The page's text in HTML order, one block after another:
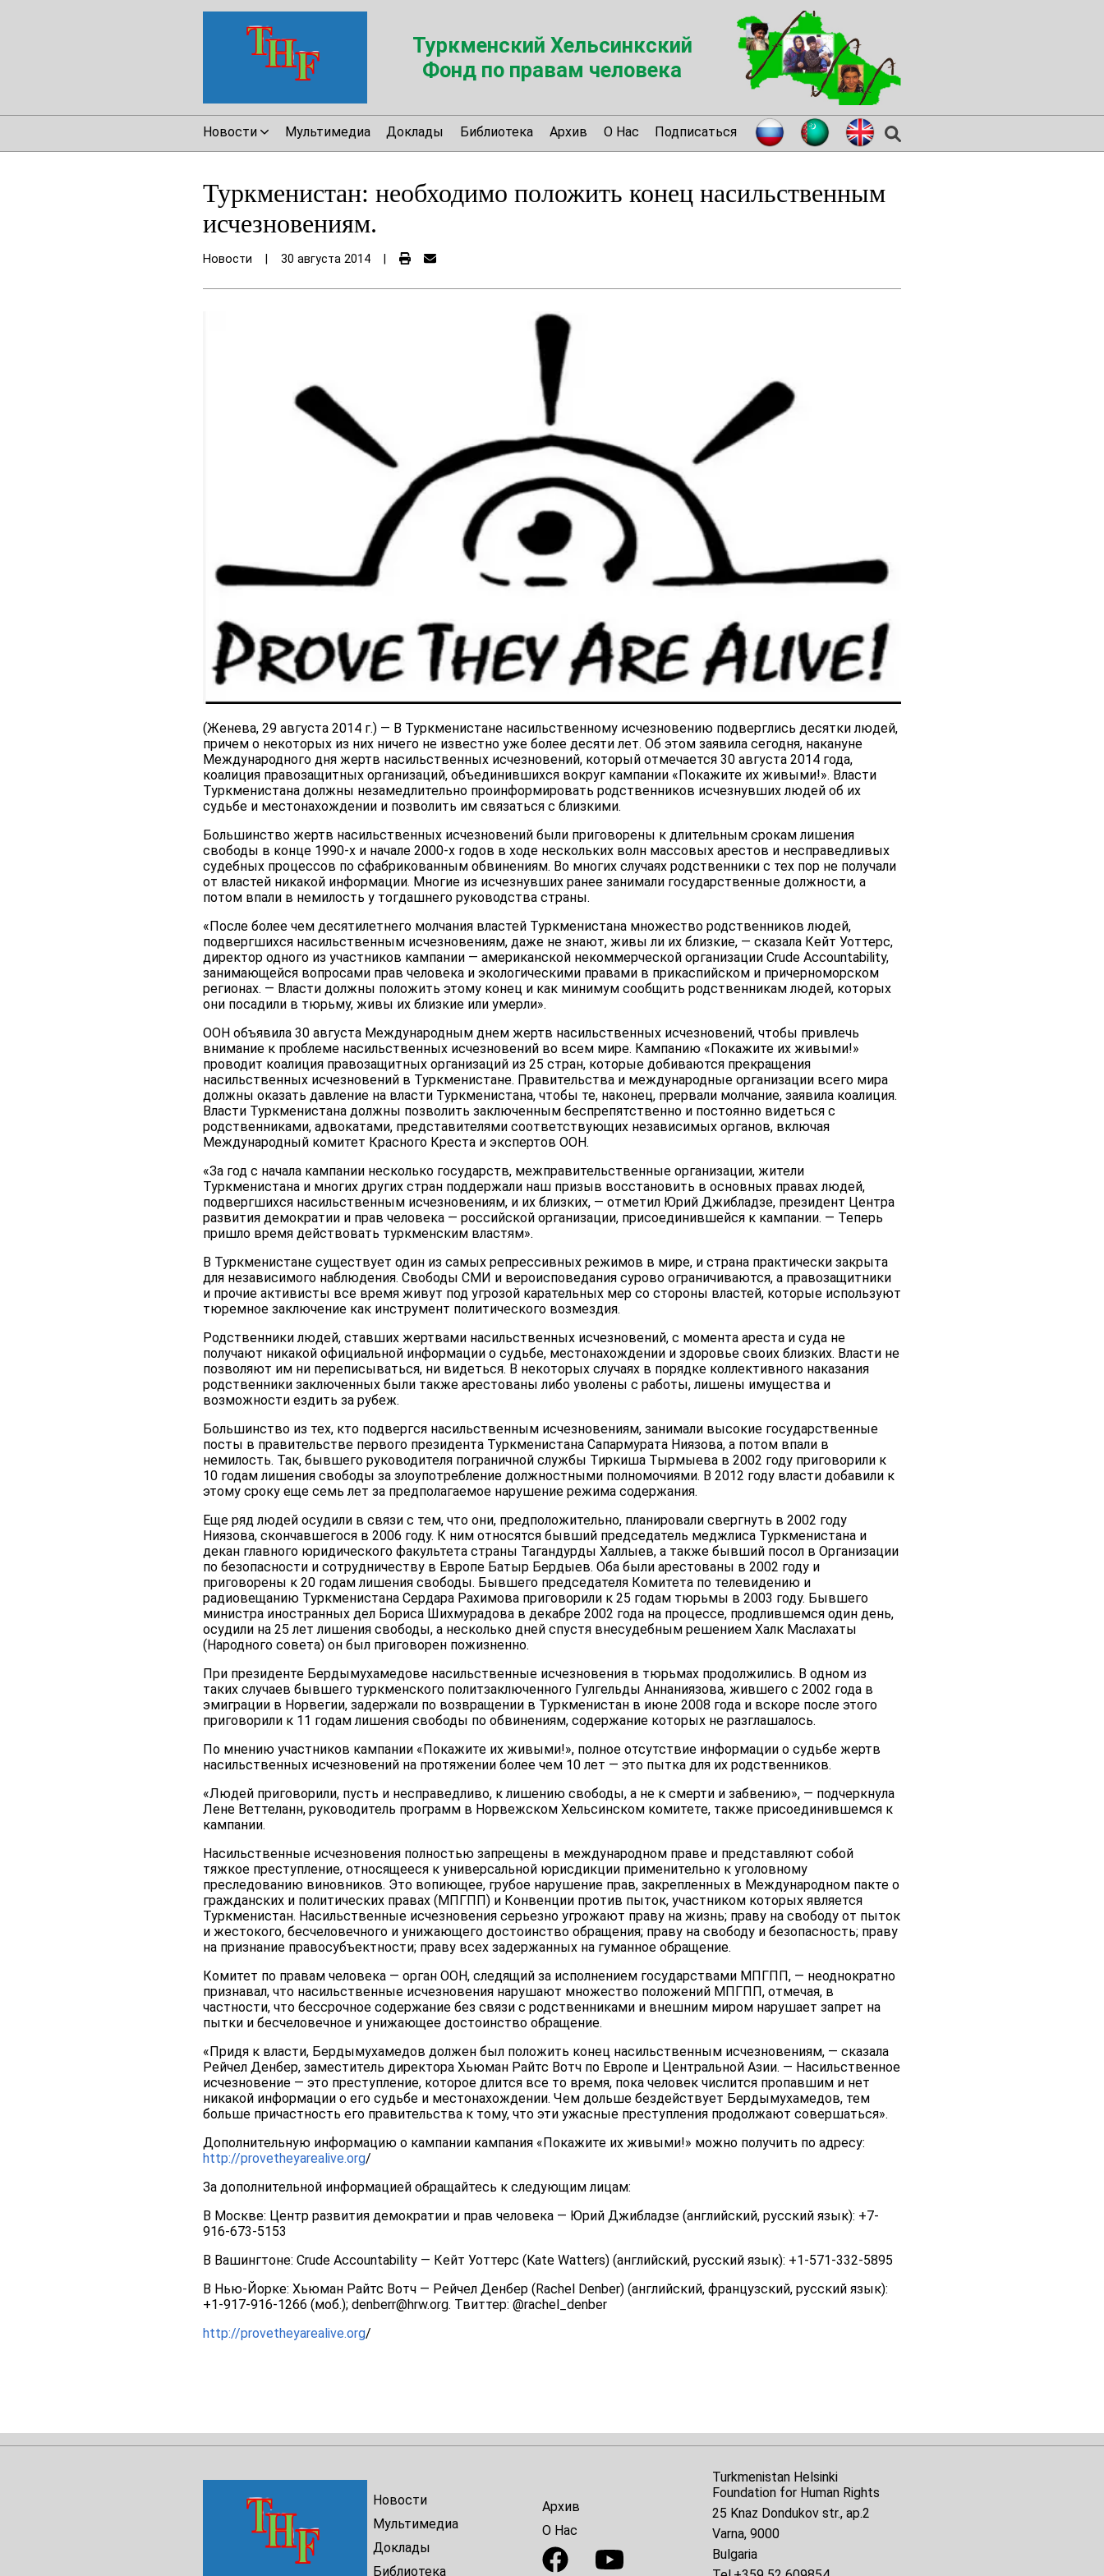
Туркменский Хельсинкский
Фонд по правам человека
Новости Мультимедиа Доклады Библиотека Архив О Нас Подписаться
Туркменистан: необходимо положить конец насильственным
исчезновениям.
Новости 30 августа 2014
(Женева, 29 августа 2014 г.) — В Туркменистане насильственному исчезновению подверглись десятки людей,
причем о некоторых из них ничего не известно уже более десяти лет. Об этом заявила сегодня, накануне
Международного дня жертв насильственных исчезновений, который отмечается 30 августа 2014 года,
коалиция правозащитных организаций, объединившихся вокруг кампании «Покажите их живыми!». Власти
Туркменистана должны незамедлительно проинформировать родственников исчезнувших людей об их
судьбе и местонахождении и позволить им связаться с близкими.
Большинство жертв насильственных исчезновений были приговорены к длительным срокам лишения
свободы в конце 1990-х и начале 2000-х годов в ходе нескольких волн массовых арестов и несправедливых
судебных процессов по сфабрикованным обвинениям. Во многих случаях родственники с тех пор не получали
от властей никакой информации. Многие из исчезнувших ранее занимали государственные должности, а
потом впали в немилость у тогдашнего руководства страны.
«После более чем десятилетнего молчания властей Туркменистана множество родственников людей,
подвергшихся насильственным исчезновениям, даже не знают, живы ли их близкие, — сказала Кейт Уоттерс,
директор одного из участников кампании — американской некоммерческой организации Crude Accountability,
занимающейся вопросами прав человека и экологическими правами в прикаспийском и причерноморском
регионах. — Власти должны положить этому конец и как минимум сообщить родственникам людей, которых
они посадили в тюрьму, живы их близкие или умерли».
ООН объявила 30 августа Международным днем жертв насильственных исчезновений, чтобы привлечь
внимание к проблеме насильственных исчезновений во всем мире. Кампанию «Покажите их живыми!»
проводит коалиция правозащитных организаций из 25 стран, которые добиваются прекращения
насильственных исчезновений в Туркменистане. Правительства и международные организации всего мира
должны оказать давление на власти Туркменистана, чтобы те, наконец, прервали молчание, заявила коалиция.
Власти Туркменистана должны позволить заключенным беспрепятственно и постоянно видеться с
родственниками, адвокатами, представителями соответствующих независимых органов, включая
Международный комитет Красного Креста и экспертов ООН.
«За год с начала кампании несколько государств, межправительственные организации, жители
Туркменистана и многих других стран поддержали наш призыв восстановить в основных правах людей,
подвергшихся насильственным исчезновениям, и их близких, — отметил Юрий Джибладзе, президент Центра
развития демократии и прав человека — российской организации, присоединившейся к кампании. — Теперь
пришло время действовать туркменским властям».
В Туркменистане существует один из самых репрессивных режимов в мире, и страна практически закрыта
для независимого наблюдения. Свободы СМИ и вероисповедания сурово ограничиваются, а правозащитники
и прочие активисты все время живут под угрозой карательных мер со стороны властей, которые используют
тюремное заключение как инструмент политического возмездия.
Родственники людей, ставших жертвами насильственных исчезновений, с момента ареста и суда не
получают никакой официальной информации о судьбе, местонахождении и здоровье своих близких. Власти не
позволяют им ни переписываться, ни видеться. В некоторых случаях в порядке коллективного наказания
родственники заключенных были также арестованы либо уволены с работы, лишены имущества и
возможности ездить за рубеж.
Большинство из тех, кто подвергся насильственным исчезновениям, занимали высокие государственные
посты в правительстве первого президента Туркменистана Сапармурата Ниязова, а потом впали в
немилость. Так, бывшего руководителя пограничной службы Тиркиша Тырмыева в 2002 году приговорили к
10 годам лишения свободы за злоупотребление должностными полномочиями. В 2012 году власти добавили к
этому сроку еще семь лет за предполагаемое нарушение режима содержания.
Еще ряд людей осудили в связи с тем, что они, предположительно, планировали свергнуть в 2002 году
Ниязова, скончавшегося в 2006 году. К ним относятся бывший председатель меджлиса Туркменистана и
декан главного юридического факультета страны Тагандурды Халлыев, а также бывший посол в Организации
по безопасности и сотрудничеству в Европе Батыр Бердыев. Оба были арестованы в 2002 году и
приговорены к 20 годам лишения свободы. Бывшего председателя Комитета по телевидению и
радиовещанию Туркменистана Сердара Рахимова приговорили к 25 годам тюрьмы в 2003 году. Бывшего
министра иностранных дел Бориса Шихмурадова в декабре 2002 года на процессе, продлившемся один день,
осудили на 25 лет лишения свободы, а несколько дней спустя внесудебным решением Халк Маслахаты
(Народного совета) он был приговорен пожизненно.
При президенте Бердымухамедове насильственные исчезновения в тюрьмах продолжились. В одном из
таких случаев бывшего туркменского политзаключенного Гулгельды Аннаниязова, жившего с 2002 года в
эмиграции в Норвегии, задержали по возвращении в Туркменистан в июне 2008 года и вскоре после этого
приговорили к 11 годам лишения свободы по обвинениям, содержание которых не разглашалось.
По мнению участников кампании «Покажите их живыми!», полное отсутствие информации о судьбе жертв
насильственных исчезновений на протяжении более чем 10 лет — это пытка для их родственников.
«Людей приговорили, пусть и несправедливо, к лишению свободы, а не к смерти и забвению», — подчеркнула
Лене Веттеланн, руководитель программ в Норвежском Хельсинском комитете, также присоединившемся к
кампании.
Насильственные исчезновения полностью запрещены в международном праве и представляют собой
тяжкое преступление, относящееся к универсальной юрисдикции применительно к уголовному
преследованию виновников. Это вопиющее, грубое нарушение прав, закрепленных в Международном пакте о
гражданских и политических правах (МПГПП) и Конвенции против пыток, участником которых является
Туркменистан. Насильственные исчезновения серьезно угрожают праву на жизнь; праву на свободу от пыток
и жестокого, бесчеловечного и унижающего достоинство обращения; праву на свободу и безопасность; праву
на признание правосубъектности; праву всех задержанных на гуманное обращение.
Комитет по правам человека — орган ООН, следящий за исполнением государствами МПГПП, — неоднократно
признавал, что насильственные исчезновения нарушают множество положений МПГПП, отмечая, в
частности, что бессрочное содержание без связи с родственниками и внешним миром нарушает запрет на
пытки и бесчеловечное и унижающее достоинство обращение.
«Придя к власти, Бердымухамедов должен был положить конец насильственным исчезновениям, — сказала
Рейчел Денбер, заместитель директора Хьюман Райтс Вотч по Европе и Центральной Азии. — Насильственное
исчезновение — это преступление, которое длится все то время, пока человек числится пропавшим и нет
никакой информации о его судьбе и местонахождении. Чем дольше бездействует Бердымухамедов, тем
больше причастность его правительства к тому, что эти ужасные преступления продолжают совершаться».
Дополнительную информацию о кампании кампания «Покажите их живыми!» можно получить по адресу:
http://provetheyarealive.org/
За дополнительной информацией обращайтесь к следующим лицам:
В Москве: Центр развития демократии и прав человека — Юрий Джибладзе (английский, русский язык): +7-
916-673-5153
В Вашингтоне: Crude Accountability — Кейт Уоттерс (Kate Watters) (английский, русский язык): +1-571-332-5895
В Нью-Йорке: Хьюман Райтс Вотч — Рейчел Денбер (Rachel Denber) (английский, французский, русский язык):
+1-917-916-1266 (моб.); denberr@hrw.org. Твиттер: @rachel_denber
http://provetheyarealive.org/
Новости
Мультимедиа
Доклады
Библиотека
Архив
О Нас
Turkmenistan Helsinki
Foundation for Human Rights
25 Knaz Dondukov str., ap.2
Varna, 9000
Bulgaria